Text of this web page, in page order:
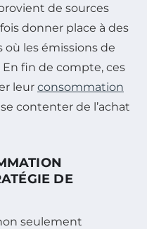
de sources
donner place à des
les émissions de
fin de compte, ces
leur consommation
contenter de l’achat
DE
seulement